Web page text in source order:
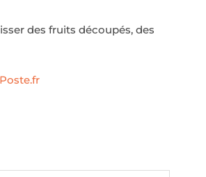
des fruits découpés, des
Poste.fr